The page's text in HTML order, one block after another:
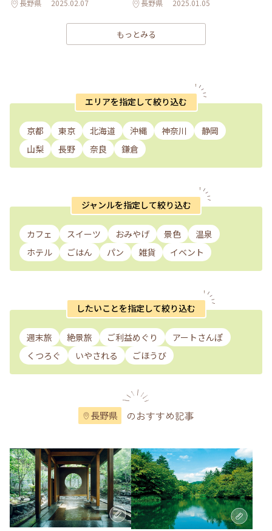
長野県 2025.02.07 長野県 2025.01.05
もっとみる
エリアを指定して絞り込む
京都 東京 北海道 沖縄 神奈川
静岡
山梨
長野 奈良 鎌倉
ジャンルを指定して絞り込む
カフェ スイーツ おみやげ 景色
温泉
ホテル
ごはん パン 雑貨 イベント
したいことを指定して絞り込む
週末旅 絶景旅 ご利益めぐり
アートさんぽ
くつろぐ
いやされる ごほうび
長野県 のおすすめ記事